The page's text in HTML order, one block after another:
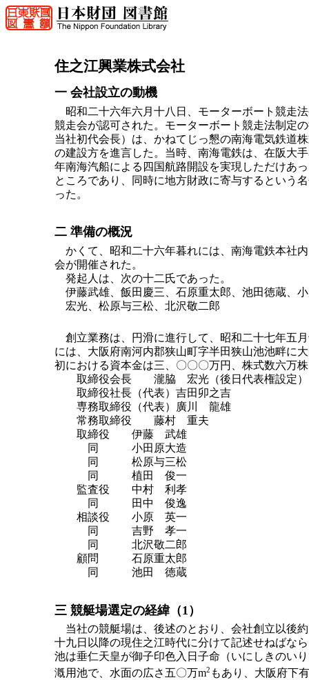
住之江興業株式会社
一 会社設立の動機
昭和二十六年六月十八日、モーターボート競走
競走会が認可された。モーターボート競走法制定
当社初代会長）は、かねてじっ懇の南海電気鉄道
の建設方を進言した。当時、南海電鉄は、在阪大
年南海汽船による四国航路開設を実現しただけあ
ところであり、同時に地方財政に寄与するという
った。
二 準備の概況
かくて、昭和二十六年暮れには、南海電鉄本社
会が開催された。
発起人は、次の十二氏であった。
伊藤武雄、飯田慶三、石原重太郎、池田徳蔵、
宏光、松原与三松、北沢敬二郎
創立業務は、円滑に進行して、昭和二十七年五
には、大阪府南河内郡狭山町字半田狭山池池畔に
初における資本金は三、〇〇〇万円、株式数六万
取締役会長 瀧脇 宏光（後日代表権設定）
取締役社長（代表）吉田卯之吉
専務取締役（代表）廣川 龍雄
常務取締役 藤村 重夫
取締役 伊藤 武雄
同 小田原大造
同 松原与三松
同 植田 俊一
監査役 中村 利孝
同 田中 俊逸
相談役 小原 英一
同 吉野 孝一
同 北沢敬二郎
顧問 石原重太郎
同 池田 徳蔵
三 競艇場選定の経緯（1）
当社の競艇場は、後述のとおり、会社創立以後
十九日以降の現住之江時代に分けて記述せねばな
池は垂仁天皇が御子印色入日子命（いにしきのい
漑用池で、水面の広さ五〇万m2 もあり、大阪府下